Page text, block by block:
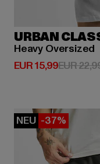
URBAN
Heavy Oversized
EUR 15,99
Derzeitiger Preis:
EUR
NEU -37%